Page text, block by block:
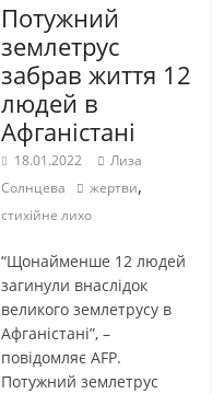
Потужний
землетрус
забрав життя 12
людей в
Афганістані
18.01.2022
Лиза
Солнцева
жертви,
стихійне лихо
“Щонайменше 12 людей
загинули внаслідок
великого землетрусу в
Афганістані”, –
повідомляє AFP.
Потужний землетрус